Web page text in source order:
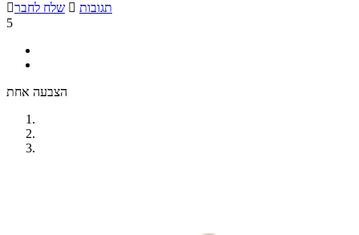
שלח לחבר  תגובות
5
הצבעה אחת